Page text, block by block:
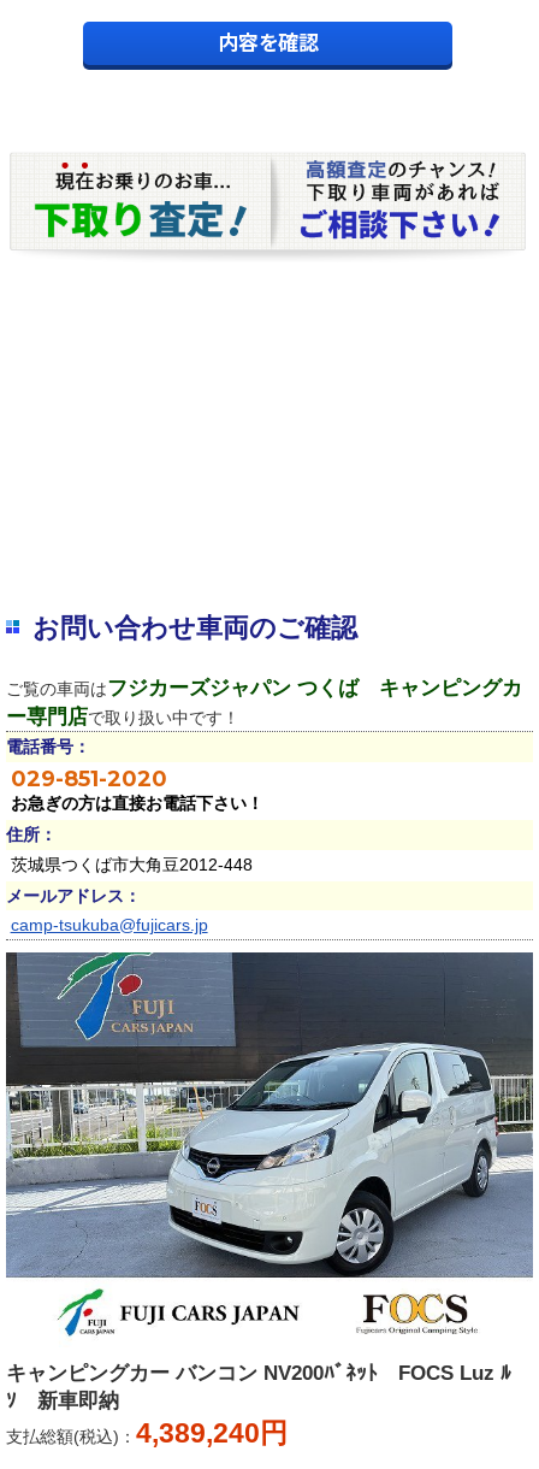
お問い合わせ車両のご確認
ご覧の車両はフジカーズジャパン つくば キャンピングカ
ー専門店で取り扱い中です！
電話番号：
029-851-2020
お急ぎの方は直接お電話下さい！
住所：
茨城県つくば市大角豆2012-448
メールアドレス：
camp-tsukuba@fujicars.jp
キャンピングカー バンコン NV200ﾊﾞﾈｯﾄ FOCS Luz ﾙ
ｿ 新車即納
支払総額(税込)： 4,389,240円